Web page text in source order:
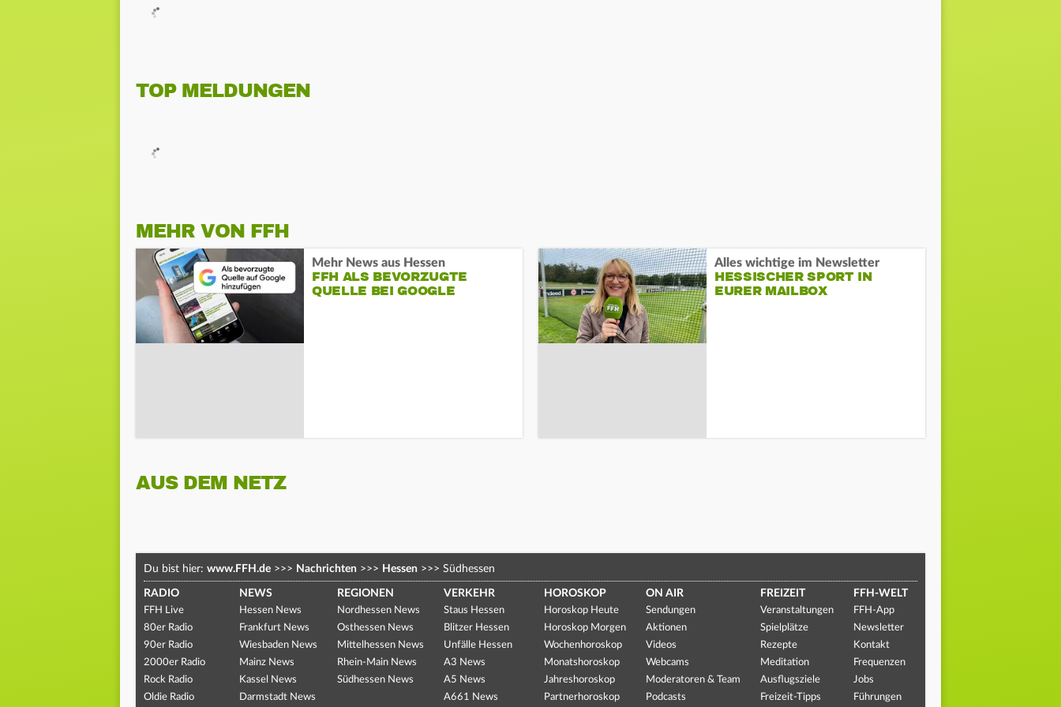
TOP MELDUNGEN
MEHR VON FFH
Mehr News aus Hessen
FFH ALS BEVORZUGTE
QUELLE BEI GOOGLE
Alles wichtige im Newsletter
HESSISCHER SPORT IN
EURER MAILBOX
AUS DEM NETZ
Du bist hier: www.FFH.de >>> Nachrichten >>> Hessen >>> Südhessen
RADIO
FFH Live
80er Radio
90er Radio
2000er Radio
Rock Radio
Oldie Radio
NEWS
Hessen News
Frankfurt News
Wiesbaden News
Mainz News
Kassel News
Darmstadt News
REGIONEN
Nordhessen News
Osthessen News
Mittelhessen News
Rhein-Main News
Südhessen News
VERKEHR
Staus Hessen
Blitzer Hessen
Unfälle Hessen
A3 News
A5 News
A661 News
HOROSKOP
Horoskop Heute
Horoskop Morgen
Wochenhoroskop
Monatshoroskop
Jahreshoroskop
Partnerhoroskop
ON AIR
Sendungen
Aktionen
Videos
Webcams
Moderatoren & Team
Podcasts
FREIZEIT
Veranstaltungen
Spielplätze
Rezepte
Meditation
Ausflugsziele
Freizeit-Tipps
FFH-WELT
FFH-App
Newsletter
Kontakt
Frequenzen
Jobs
Führungen